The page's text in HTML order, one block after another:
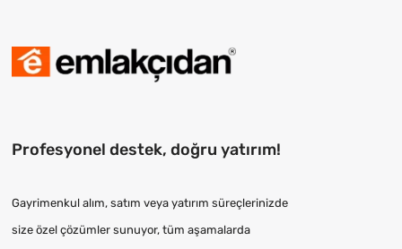
Profesyonel destek, doğru yatırım!
Gayrimenkul alım, satım veya yatırım süreçlerinizde
size özel çözümler sunuyor, tüm aşamalarda